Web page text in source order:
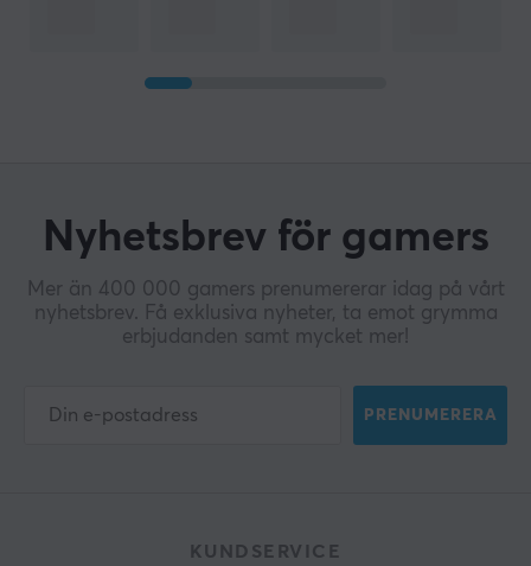
Nyhetsbrev för gamers
Mer än 400 000 gamers prenumererar idag på vårt
nyhetsbrev. Få exklusiva nyheter, ta emot grymma
erbjudanden samt mycket mer!
PRENUMERERA
KUNDSERVICE